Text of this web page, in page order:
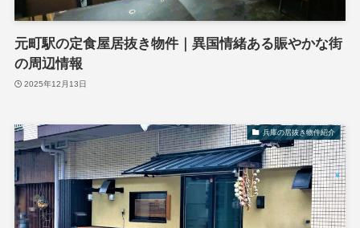
元町駅の定食屋居抜き物件｜異国情緒ある賑やかな街
の周辺情報
2025年12月13日
兵庫の居抜き物件紹介